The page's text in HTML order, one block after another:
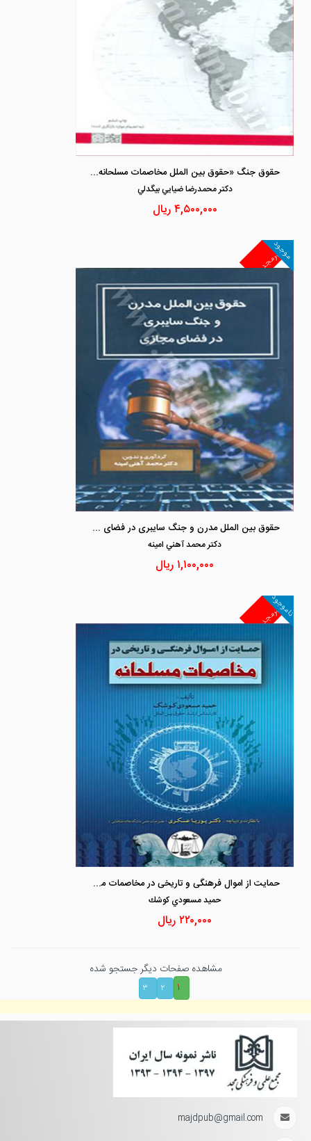
حقوق جنگ «حقوق بین الملل مخاصمات مسلحانه» به ضمیمه موارد بازنگری شده
دكتر محمدرضا ضيايي بيگدلي
۴,۵۰۰,۰۰۰ریال
غیرمجد
موجود
حقوق بین الملل مدرن و جنگ سایبری در فضای مجازی
دكتر محمد آهني امينه
۱,۱۰۰,۰۰۰ ریال
غیرمجد
ناموجود
حمایت از اموال فرهنگی و تاریخی در مخاصمات مسلحانه
حميد مسعودي كوشك
۲۲۰,۰۰۰ریال
مشاهده صفحات دیگر جستجو شده
۱
۲ ۳
majdpub@gmail.com